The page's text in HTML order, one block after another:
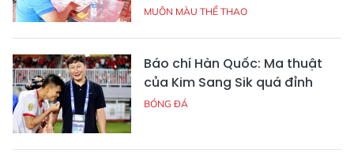
MUÔN MÀU THỂ THAO
Báo chí Hàn Quốc: Ma thuật
của Kim Sang Sik quá đỉnh
BÓNG ĐÁ